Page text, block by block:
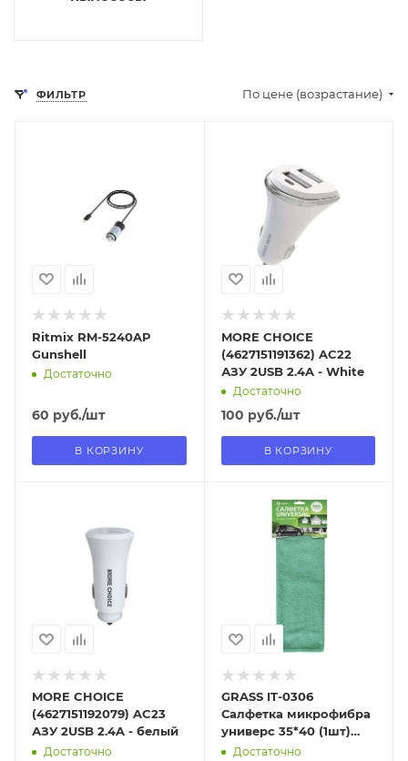
ФИЛЬТР По цене (возрастание)
В наличии в пункте
самовывоза
Ritmix RM-5240AP
Gunshell
Достаточно
60 руб./шт
В КОРЗИНУ
В наличии в пункте
самовывоза
MORE CHOICE
(4627151191362) AC22
АЗУ 2USB 2.4A - White
Достаточно
100 руб./шт
В КОРЗИНУ
В наличии в пункте
самовывоза
MORE CHOICE
(4627151192079) AC23
АЗУ 2USB 2.4A - белый
Достаточно
Отправим
13.08.2026
В наличии в пункте
GRASS IT-0306
Салфетка микрофибра
универс 35*40 (1шт)
УПАК
Достаточно